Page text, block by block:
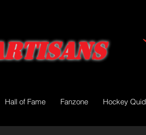
Hall of Fame Fanzone Hockey Quid